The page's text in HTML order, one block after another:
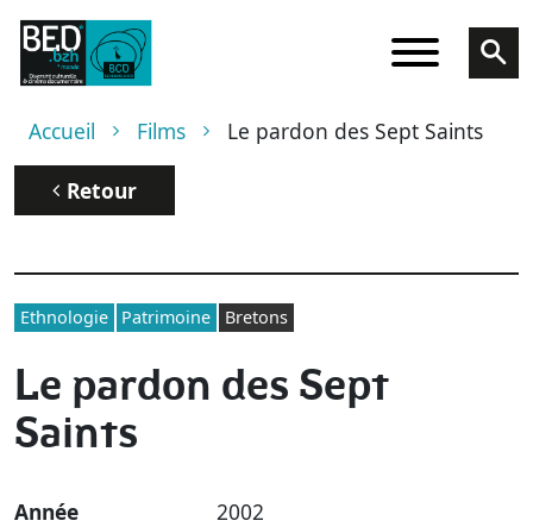
Aller au contenu principal
Fil d'Ariane
Accueil Films Le pardon des Sept Saints
Retour
Ethnologie Patrimoine Bretons
Le pardon des Sept
Saints
Année 2002